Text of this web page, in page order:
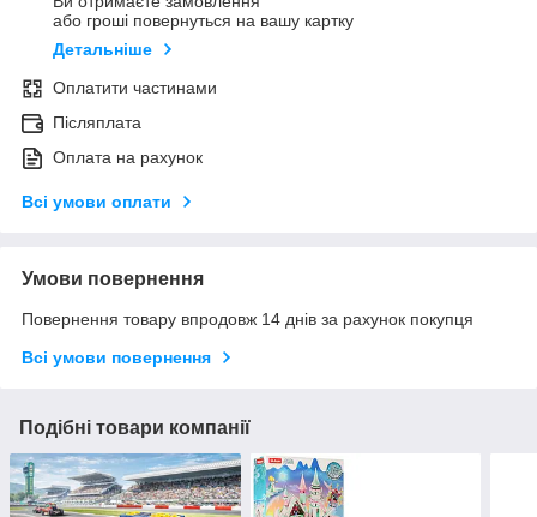
або гроші повернуться на вашу картку
Детальніше
Оплатити частинами
Післяплата
Оплата на рахунок
Всі умови оплати
Умови повернення
Повернення товару впродовж 14 днів за рахунок покупця
Всі умови повернення
Подібні товари компанії